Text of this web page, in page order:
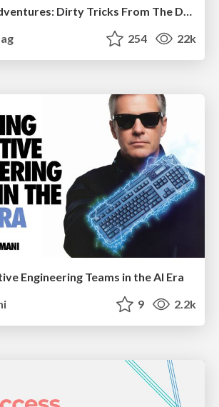
Responsive Adventures: Dirty Tricks From The Dark Corners of Front-End
254 22k
Engineering Teams in the AI Era
9 2.2k